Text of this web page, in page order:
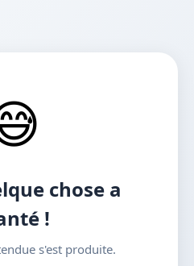
chose a
!
s'est produite.